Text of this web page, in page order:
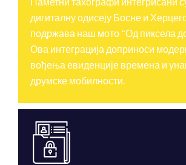
дигиталну одисеју Босне и
подржава наш мото “Од пиксела
Ова интеграција доприноси
вођења евиденције времена и
друмске мобилности.